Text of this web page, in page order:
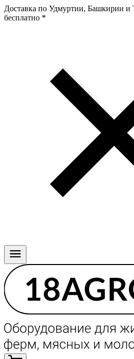
Доставка по Удмуртии, Башкирии и
бесплатно *